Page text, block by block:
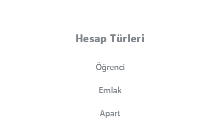
Hesap Türleri
Öğrenci
Emlak
Apart